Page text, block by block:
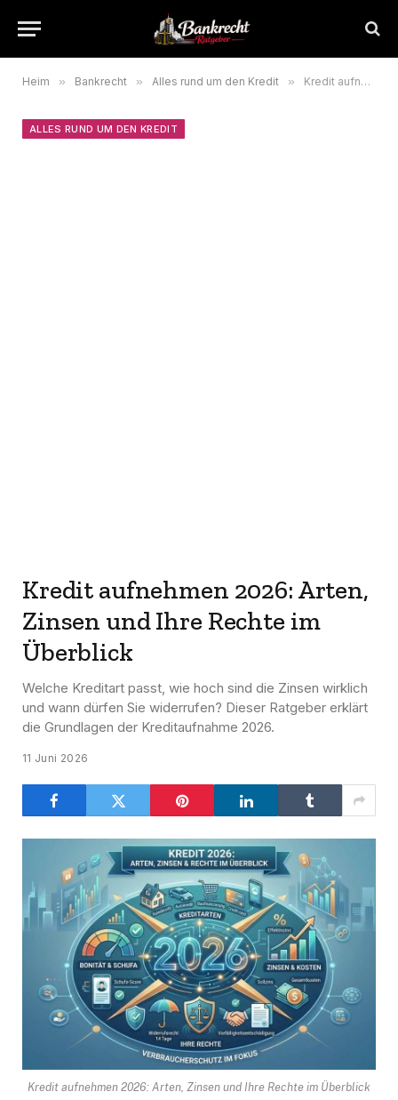
Heim » Bankrecht » Alles rund um den Kredit » Kredit aufnehmen 2026: Arten, Zinsen und Ihre Rechte im Überblick
ALLES RUND UM DEN KREDIT
Kredit aufnehmen 2026: Arten,
Zinsen und Ihre Rechte im
Überblick
Welche Kreditart passt, wie hoch sind die Zinsen wirklich
und wann dürfen Sie widerrufen? Dieser Ratgeber erklärt
die Grundlagen der Kreditaufnahme 2026.
11 Juni 2026
Kredit aufnehmen 2026: Arten, Zinsen und Ihre Rechte im Überblick